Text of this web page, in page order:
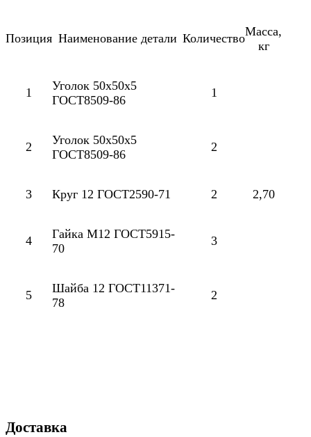
Позиция Наименование детали КоличествоМасса,
кг
1
Уголок 50х50х5
ГОСТ8509-86
1
2,70
2
Уголок 50х50х5
ГОСТ8509-86
2
3 Круг 12 ГОСТ2590-71 2
4
Гайка М12 ГОСТ5915-
70
3
5
Шайба 12 ГОСТ11371-
78
2
Доставка